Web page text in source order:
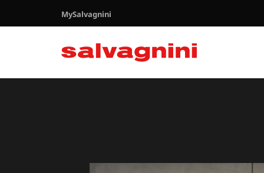
MySalvagnini